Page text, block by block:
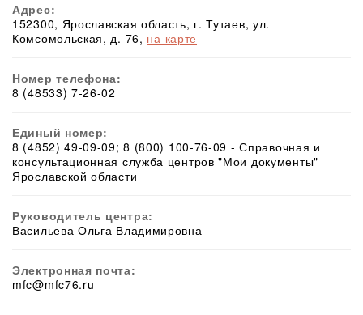
Адрес:
152300, Ярославская область, г. Тутаев, ул.
Комсомольская, д. 76, на карте
Номер телефона:
8 (48533) 7-26-02
Единый номер:
8 (4852) 49-09-09; 8 (800) 100-76-09 - Справочная и
консультационная служба центров "Мои документы"
Ярославской области
Руководитель центра:
Васильева Ольга Владимировна
Электронная почта:
mfc@mfc76.ru